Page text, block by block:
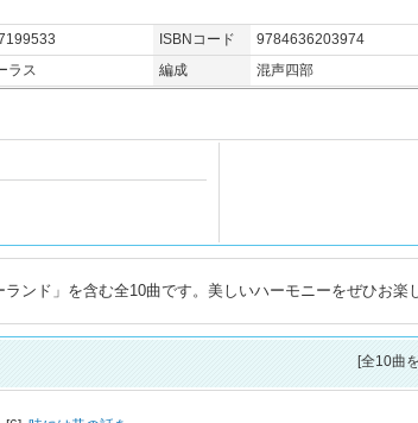
ISBNコード
9784636203974
ラス 編成 混声四部
ンド」を含む全10曲です。美しいハーモニーをぜひお楽
[全10曲